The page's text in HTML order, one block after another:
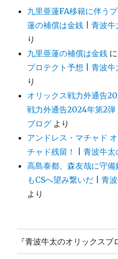
九里亜蓮FA移籍に伴う
蓮の補償は金銭 | 青波
り
九里亜蓮の補償は金銭 に
プロテクト予想 | 青波
り
オリックス戦力外通告
戦力外通告2024年第2
ブログ より
アンドレス・マチャド
チャド残留！ | 青波牛
高島泰都、森友哉に守備
もCSへ望み繋いだ | 青
より
『青波牛太のオリックスブ